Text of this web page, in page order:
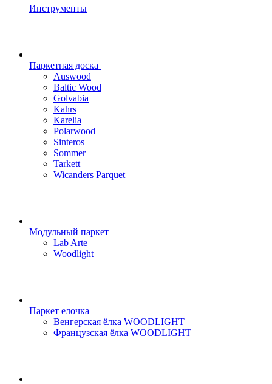
Инструменты
Паркетная доска
Auswood
Baltic Wood
Golvabia
Kahrs
Karelia
Polarwood
Sinteros
Sommer
Tarkett
Wicanders Parquet
Модульный паркет
Lab Arte
Woodlight
Паркет елочка
Венгерская ёлка WOODLIGHT
Французская ёлка WOODLIGHT